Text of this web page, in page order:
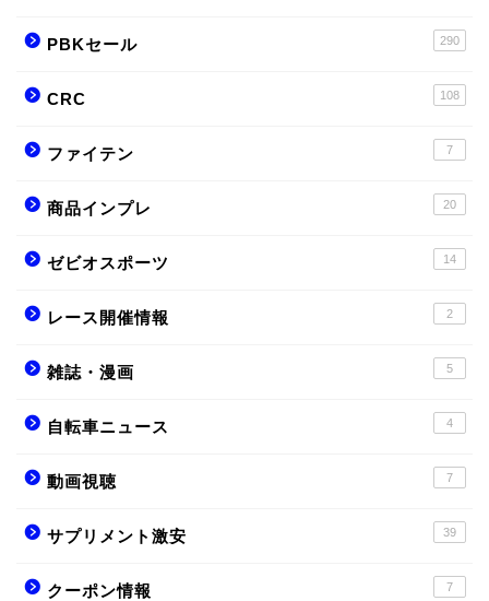
PBKセール 290
CRC 108
ファイテン 7
商品インプレ 20
ゼビオスポーツ 14
レース開催情報 2
雑誌・漫画 5
自転車ニュース 4
動画視聴 7
サプリメント激安 39
クーポン情報 7